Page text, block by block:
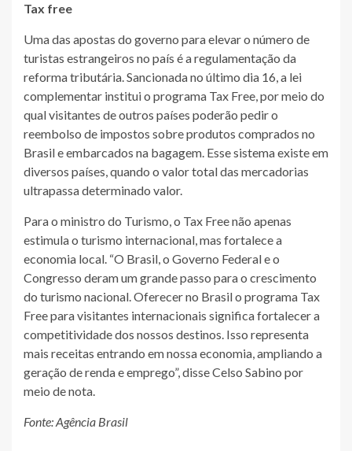
Tax free
Uma das apostas do governo para elevar o número de
turistas estrangeiros no país é a regulamentação da
reforma tributária. Sancionada no último dia 16, a lei
complementar institui o programa Tax Free, por meio do
qual visitantes de outros países poderão pedir o
reembolso de impostos sobre produtos comprados no
Brasil e embarcados na bagagem. Esse sistema existe em
diversos países, quando o valor total das mercadorias
ultrapassa determinado valor.
Para o ministro do Turismo, o Tax Free não apenas
estimula o turismo internacional, mas fortalece a
economia local. “O Brasil, o Governo Federal e o
Congresso deram um grande passo para o crescimento
do turismo nacional. Oferecer no Brasil o programa Tax
Free para visitantes internacionais significa fortalecer a
competitividade dos nossos destinos. Isso representa
mais receitas entrando em nossa economia, ampliando a
geração de renda e emprego”, disse Celso Sabino por
meio de nota.
Fonte: Agência Brasil